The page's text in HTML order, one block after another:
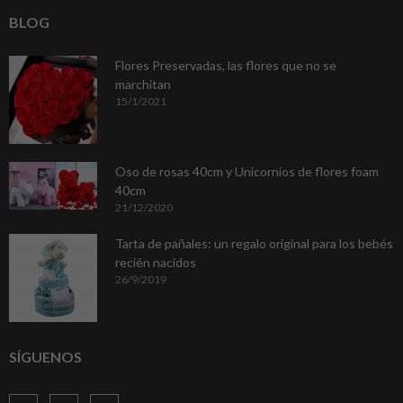
BLOG
Flores Preservadas, las flores que no se
marchitan
15/1/2021
Oso de rosas 40cm y Unicornios de flores foam
40cm
21/12/2020
Tarta de pañales: un regalo original para los bebés
recién nacidos
26/9/2019
SÍGUENOS